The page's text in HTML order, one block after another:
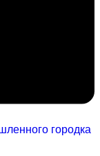
городка